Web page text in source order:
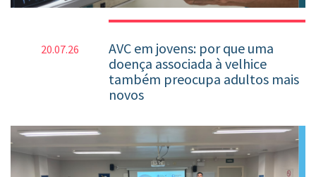
20.07.26
AVC em jovens: por que uma
doença associada à velhice
também preocupa adultos mais
novos